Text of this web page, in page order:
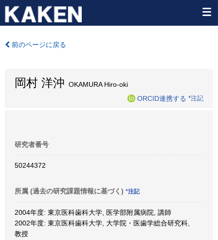
前のページに戻る
岡村 洋沖 OKAMURA Hiro-oki
ORCID連携する *注記
研究者番号
50244372
所属 (過去の研究課題情報に基づく) *注記
2004年度: 東京医科歯科大学, 医学部附属病院, 講師
2002年度: 東京医科歯科大学, 大学院・医歯学総合研究科,
教授